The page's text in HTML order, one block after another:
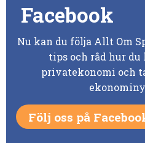
Facebook
Nu kan du följa Allt Om
tips och råd hur
privatekonomi och
Följ oss på